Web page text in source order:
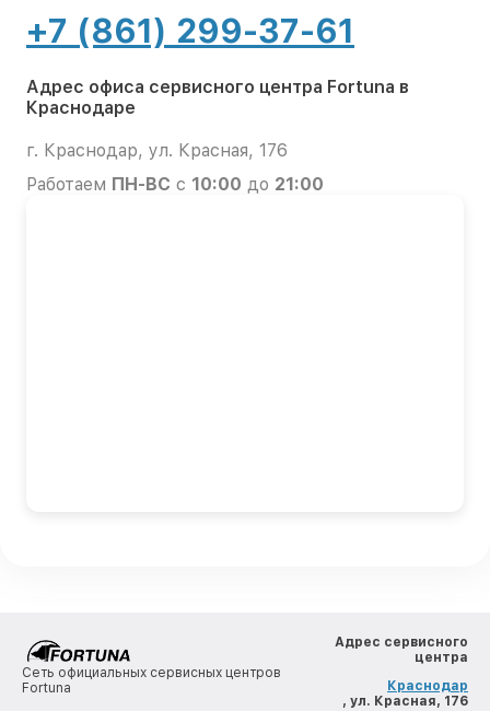
+7 (861) 299-37-61
Адрес офиса сервисного центра Fortuna в
Краснодаре
г. Краснодар, ул. Красная, 176
Работаем ПН-ВС с 10:00 до 21:00
Сеть официальных сервисных центров
Fortuna
Адрес сервисного
центра
Краснодар
, ул. Красная, 176